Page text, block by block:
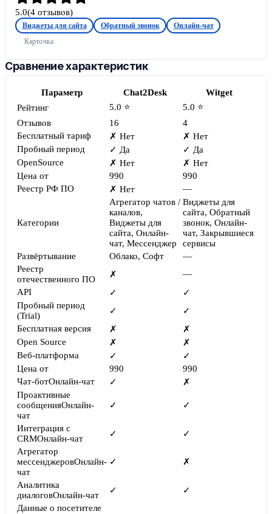
5.0(4 отзывов)
Виджеты для сайта Обратный звонок
Онлайн-чат
Карточка
Сравнение характеристик
Параметр Chat2Desk
Witget
Рейтинг
5.0 ⭐
5.0 ⭐
Отзывов
16
4
Бесплатный тариф
✗ Нет
✗ Нет
Пробный период
✓ Да
✓ Да
OpenSource
✗ Нет
✗ Нет
Цена от
990
990
Реестр РФ ПО
✗ Нет —
Категории
Агрегатор чатов /
каналов,
Виджеты для
сайта, Онлайн-
чат, Мессенджер
Виджеты для
сайта, Обратный
звонок, Онлайн-
чат, Закрывшиеся
сервисы
Развёртывание
Облако, Софт
—
Реестр
отечественного ПО
✗
—
API
✓
✓
Пробный период
(Trial)
✓
✓
Бесплатная версия
✗
✗
Open Source
✗
✗
Веб-платформа
✓
✓
Цена от
990
990
Чат-ботОнлайн-чат ✓
✗
Проактивные
сообщенияОнлайн-
чат
✓ ✓
Интеграция с
CRMОнлайн-чат ✓
✓
Агрегатор
мессенджеровОнлайн-
чат
✓ ✗
Аналитика
диалоговОнлайн-чат ✓
✓
Данные о посетителе